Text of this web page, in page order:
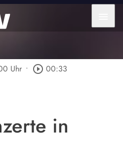
Uhr • play_circle_outline 00:33
in